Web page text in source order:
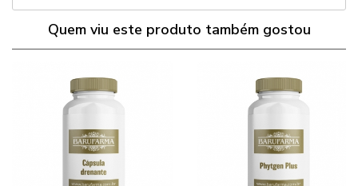
Quem viu este produto também gostou